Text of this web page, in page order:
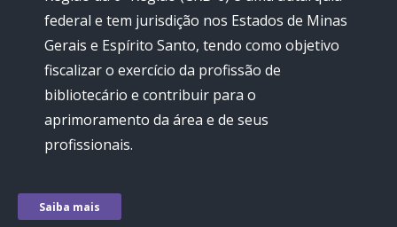
federal e tem jurisdição nos Estados de Minas
Gerais e Espírito Santo, tendo como objetivo
fiscalizar o exercício da profissão de
bibliotecário e contribuir para o
aprimoramento da área e de seus
profissionais.
Saiba mais